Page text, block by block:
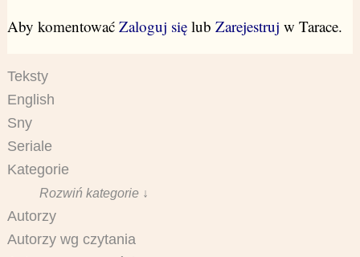
Aby komentować Zaloguj sięlub Zarejestruj w Tarace.
Teksty
English
Sny
Seriale
Kategorie
Rozwiń kategorie ↓
Autorzy
Autorzy wg czytania